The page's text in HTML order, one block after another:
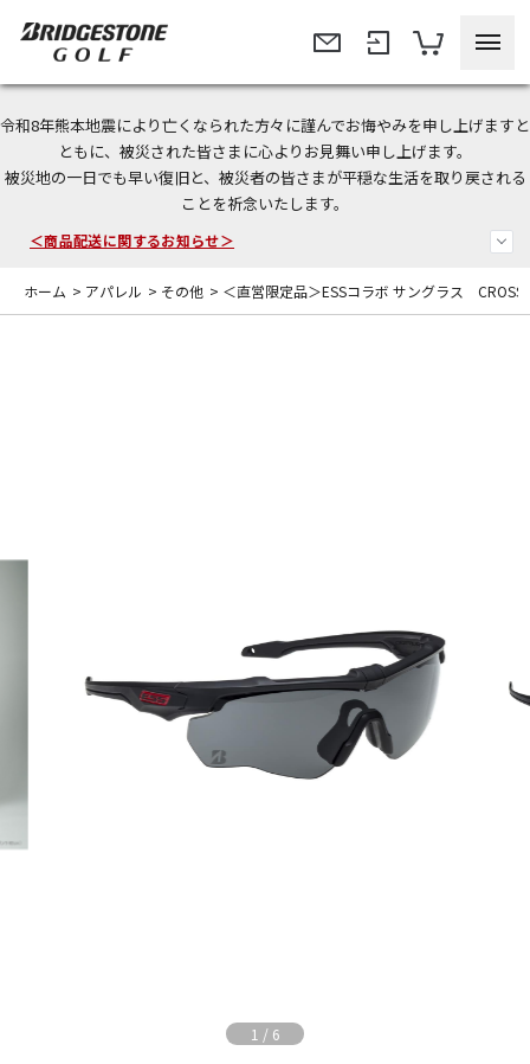
令和8年熊本地震により亡くなられた方々に謹んでお悔やみを申し上げますと
ともに、被災された皆さまに心よりお見舞い申し上げます。
被災地の一日でも早い復旧と、被災者の皆さまが平穏な生活を取り戻される
ことを祈念いたします。
＜夏季休暇中のご注文・発送・お問い合わせ＞
今なら新規会員登録で1,000円OFFクーポンプレゼント！
＜商品配送に関するお知らせ＞
ホーム > アパレル > その他 > ＜直営限定品＞ESSコラボ サングラス
1 / 6